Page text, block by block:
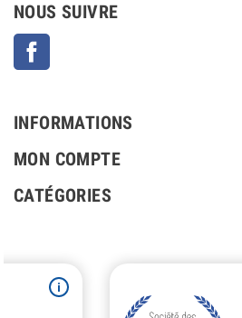
NOUS SUIVRE
INFORMATIONS
MON COMPTE
CATÉGORIES